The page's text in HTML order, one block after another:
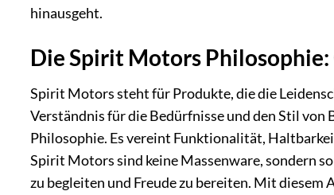
hinausgeht.
Die Spirit Motors
Spirit Motors steht für Produkte, die die
Verständnis für die Bedürfnisse und den Stil von
Philosophie. Es vereint Funktionalität,
Spirit Motors sind keine Massenware, sondern
zu begleiten und Freude zu bereiten. Mit diesem